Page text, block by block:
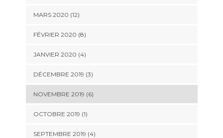
MARS 2020 (12)
FÉVRIER 2020 (8)
JANVIER 2020 (4)
DÉCEMBRE 2019 (3)
NOVEMBRE 2019 (6)
OCTOBRE 2019 (1)
SEPTEMBRE 2019 (4)